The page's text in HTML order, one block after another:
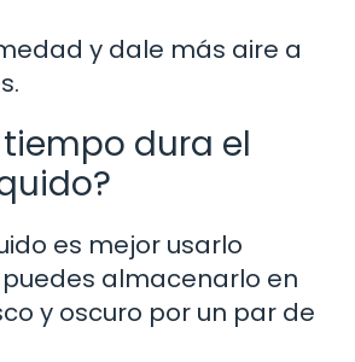
y dale más aire a
dura el
es mejor usarlo
almacenarlo en
y oscuro por un par de